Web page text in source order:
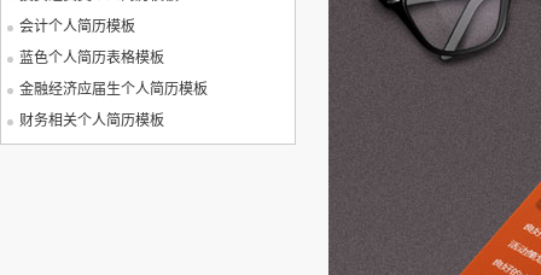
会计个人简历模板
蓝色个人简历表格模板
金融经济应届生个人简历模板
财务相关个人简历模板